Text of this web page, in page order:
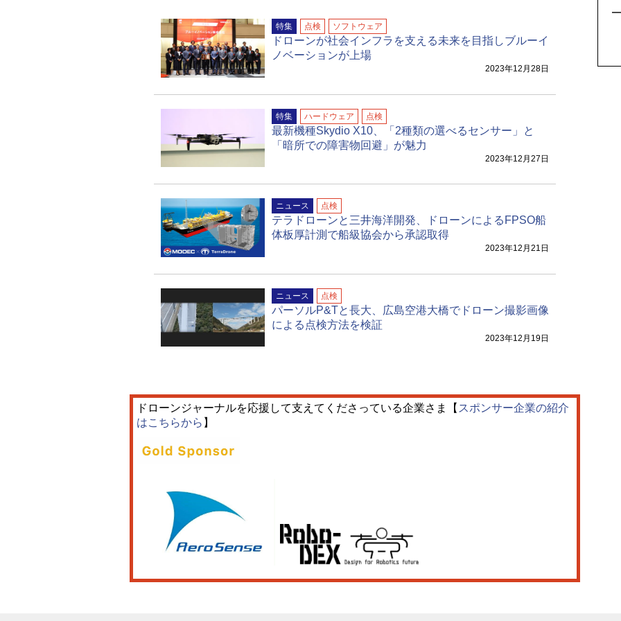
特集 点検 ソフトウェア
ドローンが社会インフラを支える未来を目指しブルーイ
ノベーションが上場
2023年12月28日
特集 ハードウェア 点検
最新機種Skydio X10、「2種類の選べるセンサー」と
「暗所での障害物回避」が魅力
2023年12月27日
ニュース 点検
テラドローンと三井海洋開発、ドローンによるFPSO船
体板厚計測で船級協会から承認取得
2023年12月21日
ニュース 点検
パーソルP&Tと長大、広島空港大橋でドローン撮影画像
による点検方法を検証
2023年12月19日
ドローンジャーナルを応援して支えてくださっている企業さま【 スポンサー企業の紹介
はこちらから 】